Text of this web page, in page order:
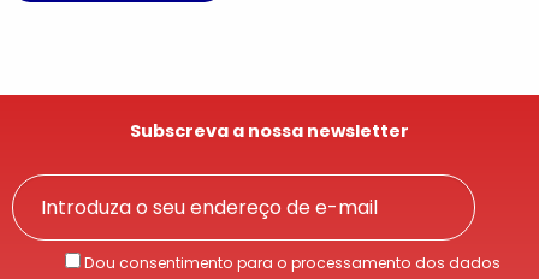
Subscreva a nossa newsletter
Dou consentimento para o processamento dos dados